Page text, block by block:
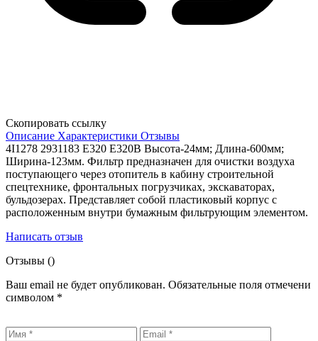
Скопировать ссылку
Описание Характеристики Отзывы
4I1278 2931183 E320 E320B Высота-24мм; Длина-600мм;
Ширина-123мм. Фильтр предназначен для очистки воздуха
поступающего через отопитель в кабину строительной
спецтехнике, фронтальных погрузчиках, экскаваторах,
бульдозерах. Представляет собой пластиковый корпус с
расположенным внутри бумажным фильтрующим элементом.
Написать отзыв
Отзывы ()
Ваш email не будет опубликован. Обязательные поля отмечени
символом *